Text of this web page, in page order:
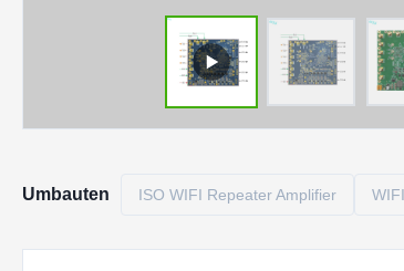
Umbauten ISO WIFI Repeater Amplifier